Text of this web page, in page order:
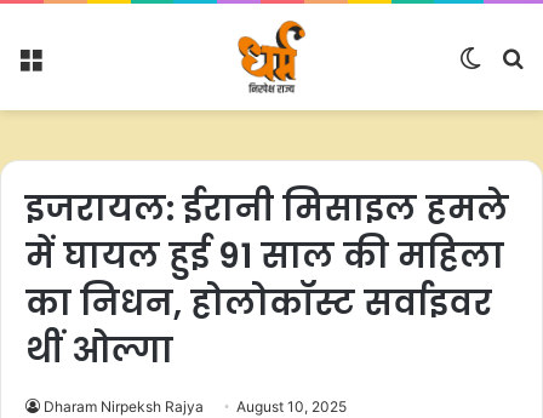
Menu
Switch
इजरायल: ईरानी मिसाइल हमले
में घायल हुई 91 साल की महिला
का निधन, होलोकॉस्ट सर्वाइवर
थीं ओल्गा
Dharam Nirpeksh Rajya August 10, 2025